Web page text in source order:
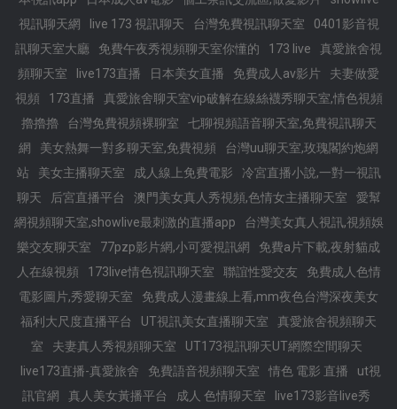
視訊聊天網
live 173 視訊聊天 台灣免費視訊聊天室
0401影音視
訊聊天室大廳
免費午夜秀視頻聊天室你懂的 173 live
真愛旅舍視
頻聊天室
live173直播 日本美女直播 免費成人av影片
夫妻做愛
視頻
173直播
真愛旅舍聊天室vip破解在線絲襪秀聊天室,情色視頻
擼擼擼
台灣免費視頻裸聊室
七聊視頻語音聊天室,免費視訊聊天
網
美女熱舞一對多聊天室,免費視頻
台灣uu聊天室,玫瑰閣約炮網
站
美女主播聊天室 成人線上免費電影
冷宮直播小說,一對一視訊
聊天
后宮直播平台 澳門美女真人秀視頻,色情女主播聊天室
愛幫
網視頻聊天室,showlive最刺激的直播app
台灣美女真人視訊,視頻娛
樂交友聊天室
77pzp影片網,小可愛視訊網
免費a片下載,夜射貓成
人在線視頻
173live情色視訊聊天室 聯誼性愛交友
免費成人色情
電影圖片,秀愛聊天室
免費成人漫畫線上看,mm夜色台灣深夜美女
福利大尺度直播平台
UT視訊美女直播聊天室
真愛旅舍視頻聊天
室
夫妻真人秀視頻聊天室
UT173視訊聊天UT網際空間聊天
live173直播-真愛旅舍
免費語音視頻聊天室 情色 電影 直播
ut視
訊官網
真人美女黃播平台 成人 色情聊天室 live173影音live秀